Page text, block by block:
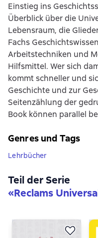
Einstieg ins
Überblick über die
Lebensraum, die
Fachs
Arbeitstechniken und
Hilfsmittel. Wer sich
kommt schneller und
Geschichte und zur
Seitenzählung der
Book können parallel
Genres und Tags
Lehrbücher
Teil der Serie
«Reclams